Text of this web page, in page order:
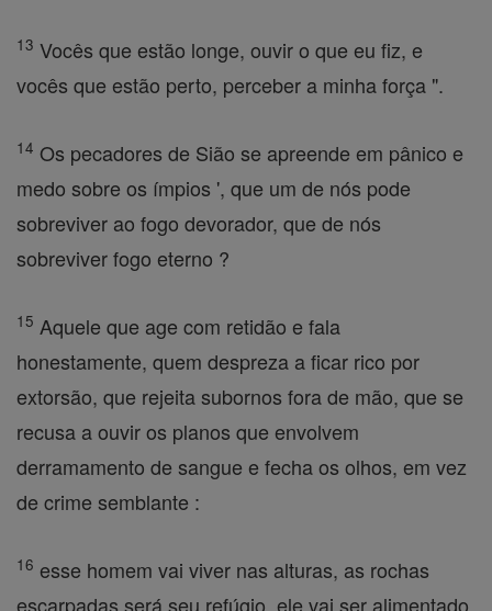
13 Vocês que estão longe, ouvir o que eu fiz, e
vocês que estão perto, perceber a minha força ".
14 Os pecadores de Sião se apreende em pânico e
medo sobre os ímpios ', que um de nós pode
sobreviver ao fogo devorador, que de nós
sobreviver fogo eterno ?
15 Aquele que age com retidão e fala
honestamente, quem despreza a ficar rico por
extorsão, que rejeita subornos fora de mão, que se
recusa a ouvir os planos que envolvem
derramamento de sangue e fecha os olhos, em vez
de crime semblante :
16 esse homem vai viver nas alturas, as rochas
escarpadas será seu refúgio, ele vai ser alimentado,